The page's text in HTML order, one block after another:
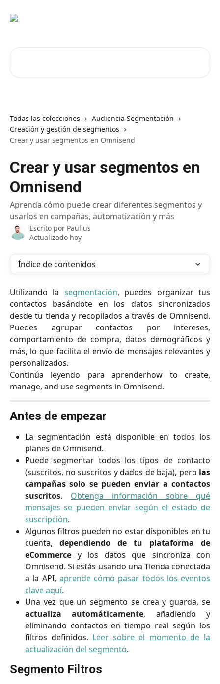
Todas las colecciones
Audiencia Segmentación
Creación y gestión de segmentos
Crear y usar segmentos en Omnisend
Crear y usar segmentos en
Omnisend
Aprenda cómo puede crear diferentes segmentos y
usarlos en campañas, automatización y más
Escrito por Paulius
Actualizado hoy
Índice de contenidos
Utilizando la segmentación, puedes organizar tus
contactos basándote en los datos sincronizados
desde tu tienda y recopilados a través de Omnisend.
Puedes agrupar contactos por intereses,
comportamiento de compra, datos demográficos y
más, lo que facilita el envío de mensajes relevantes y
personalizados.
Continúa leyendo para aprenderhow to create,
manage, and use segments in Omnisend.
Antes de empezar
La segmentación está disponible en todos los
planes de Omnisend.
Puede segmentar todos los tipos de contacto
(suscritos, no suscritos y dados de baja), pero las
campañas solo se pueden enviar a contactos
suscritos. Obtenga información sobre qué
mensajes se pueden enviar según el estado de
suscripción.
Algunos filtros pueden no estar disponibles en tu
cuenta, dependiendo de tu plataforma de
eCommerce y los datos que sincroniza con
Omnisend. Si estás usando una Tienda conectada
a la API, aprende cómo pasar todos los eventos
clave aquí.
Una vez que un segmento se crea y guarda, se
actualiza automáticamente, añadiendo y
eliminando contactos en tiempo real según los
filtros definidos. Leer sobre el momento de la
actualización del segmento.
Segmento Filtros